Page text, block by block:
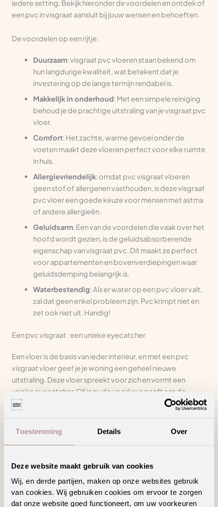
Toestemming Details Over
Deze website maakt gebruik van cookies
Wij, en derde partijen, maken op onze websites gebruik
van cookies. Wij gebruiken cookies om ervoor te zorgen
dat onze website goed functioneert, om uw voorkeuren
iedere setting. Bekijk hieronder de voordelen en ontdek of
een pvc in visgraat aansluit bij jouw wensen en behoeften.
De voordelen op een rijtje:
Duurzaam: visgraat pvc vloeren staan bekend om
hun langdurige kwaliteit, wat betekent dat je
investering op de lange termijn rendabel is.
Makkelijk in onderhoud: Met een simpele reiniging
behoud je de prachtige uitstraling van je visgraat pvc
vloer.
Comfort: Het zachte, warme gevoel onder de
voeten maakt deze vloeren perfect voor elke ruimte
in huis.
Allergievriendelijk: omdat pvc visgraat vloeren
geen stof of allergenen vasthouden, is deze visgraat
pvc vloer een goede keuze voor mensen met astma
of andere allergieën.
Geluidsarm: Een van de voordelen die vaak over het
hoofd wordt gezien, is de geluidsabsorberende
eigenschap van visgraat pvc. Dit maakt ze perfect
voor appartementen en bovenverdiepingen waar
geluidsdemping belangrijk is.
Waterbestendig: Als er water op een pvc vloer valt,
zal dat geen enkel probleem zijn. Pvc krimpt niet en
zet ook niet uit. Handig!
Een pvc visgraat : een unieke eyecatcher
Een vloer is de basis van ieder interieur, en met een pvc
visgraat vloer geef je je woning een geheel nieuwe
uitstraling. Deze vloer spreekt voor zich en vormt een
unieke eyecatcher. Of je nu de voorkeur geeft aan de
klassieke uitstraling van donker eikenhout of de moderne
een scala aan kleuropties. Hierdoor kun je moeiteloos de
vloer kiezen die naadloos past bij jouw woonstijl.
jarenlang van kunt genieten. Een pvc
visgraat vloer
favoriet in elke ruimte: van woonkamer tot slaapkamer.
Visgraat pvc: duurzaam en milieuvriendelijk